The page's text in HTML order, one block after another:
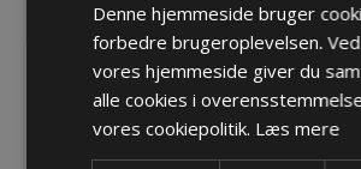
Denne hjemmeside bruger
forbedre brugeroplevelsen.
vores hjemmeside giver du
alle cookies i
vores cookiepolitik. Læs mere